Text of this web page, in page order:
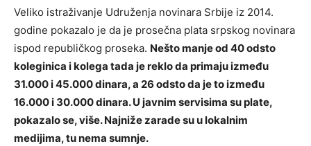
Veliko istraživanje Udruženja novinara Srbije iz 2014.
godine pokazalo je da je prosečna plata srpskog novinara
ispod republičkog proseka. Nešto manje od 40 odsto
koleginica i kolega tada je reklo da primaju između
31.000 i 45.000 dinara, a 26 odsto da je to između
16.000 i 30.000 dinara. U javnim servisima su plate,
pokazalo se, više. Najniže zarade su u lokalnim
medijima, tu nema sumnje.